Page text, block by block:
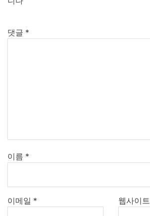
댓글 *
이름 *
이메일 * 웹사이트